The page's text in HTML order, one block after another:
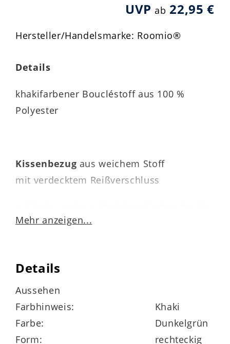
UVPab 22,95 €
Hersteller/Handelsmarke: Roomio®
Details
khakifarbener Boucléstoff aus 100 %
Polyester
Kissenbezug aus weichem Stoff
mit verdecktem Reißverschluss
Grad waschen oder chemisch reinigen
an der Luft oder mit geringer Hitze im
mit kleinster Stufe auf links bügeln
OEKO-TEX® Standard 100
Mehr anzeigen...
Details
Aussehen
Farbhinweis:
Khaki
Farbe:
Dunkelgrün
Form:
rechteckig